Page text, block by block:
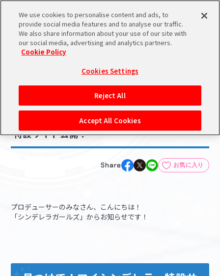
スケジュール 検索
バンダイナムコIDで
アイドルマスター ポータルへの登録について
シリアルコード・
あいことば
活動履歴
Pレポ
マイスケジュール メモ
ニュース
ゲーム コラボ・キャンペーン その他
2025.03.12
【シンデレラ】見つけて！マイシンデレラ
特設サイト公開！
Share お気に入り
プロデューサーのみなさん、こんにちは！
「シンデレラガールズ」からお知らせです！
We use cookies to personalise content and ads, to
provide social media features and to analyse our traffic.
We also share information about your use of our site with
our social media, advertising and analytics partners.
Cookie Policy
Cookies Settings
Reject All
Accept All Cookies